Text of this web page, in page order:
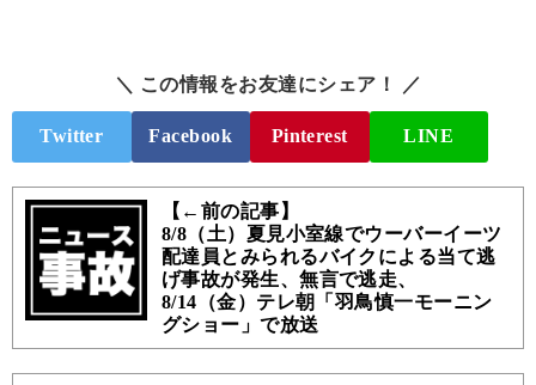
＼ この情報をお友達にシェア！ ／
Twitter Facebook Pinterest LINE
【←前の記事】
8/8（土）夏見小室線でウーバーイーツ
配達員とみられるバイクによる当て逃
げ事故が発生、無言で逃走、
8/14（金）テレ朝「羽鳥慎一モーニン
グショー」で放送